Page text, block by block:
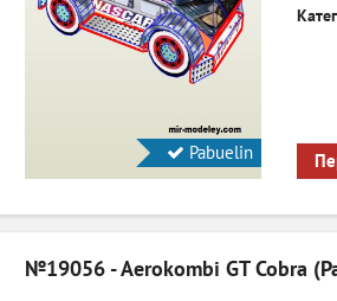
Pabuelin
№19056 - Aerokombi GT Cobra